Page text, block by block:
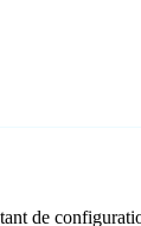
de